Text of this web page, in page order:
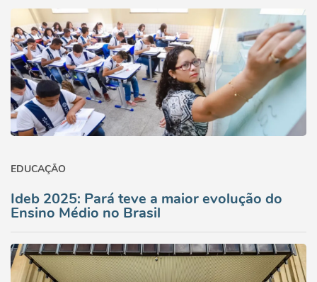
EDUCAÇÃO
Ideb 2025: Pará teve a maior evolução do
Ensino Médio no Brasil